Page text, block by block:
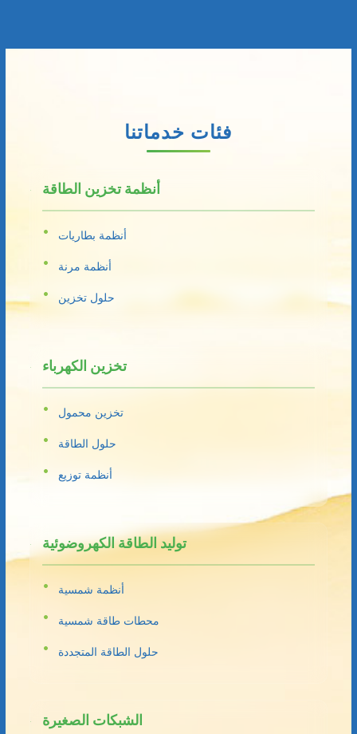
فئات خدماتنا
أنظمة تخزين الطاقة
أنظمة بطاريات
أنظمة مرنة
حلول تخزين
تخزين الكهرباء
تخزين محمول
حلول الطاقة
أنظمة توزيع
توليد الطاقة الكهروضوئية
أنظمة شمسية
محطات طاقة شمسية
حلول الطاقة المتجددة
الشبكات الصغيرة